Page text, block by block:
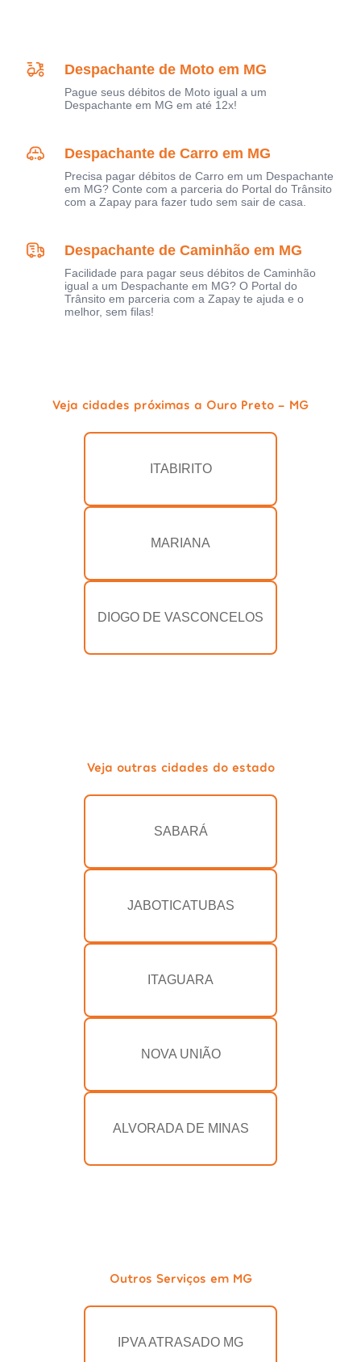
Despachante de Moto em MG
Pague seus débitos de Moto igual a um
Despachante em MG em até 12x!
Despachante de Carro em MG
Precisa pagar débitos de Carro em um Despachante
em MG? Conte com a parceria do Portal do Trânsito
com a Zapay para fazer tudo sem sair de casa.
Despachante de Caminhão em MG
Facilidade para pagar seus débitos de Caminhão
igual a um Despachante em MG? O Portal do
Trânsito em parceria com a Zapay te ajuda e o
melhor, sem filas!
Veja cidades próximas a Ouro Preto - MG
ITABIRITO
MARIANA
DIOGO DE VASCONCELOS
Veja outras cidades do estado
SABARÁ
JABOTICATUBAS
ITAGUARA
NOVA UNIÃO
ALVORADA DE MINAS
Outros Serviços em MG
IPVA ATRASADO MG